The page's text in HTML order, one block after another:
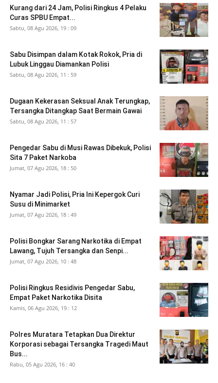
Kurang dari 24 Jam, Polisi Ringkus 4 Pelaku
Curas SPBU Empat...
Sabtu, 08 Agu 2026, 19 : 09
Sabu Disimpan dalam Kotak Rokok, Pria di
Lubuk Linggau Diamankan Polisi
Sabtu, 08 Agu 2026, 11 : 59
Dugaan Kekerasan Seksual Anak Terungkap,
Tersangka Ditangkap Saat Bermain Gawai
Sabtu, 08 Agu 2026, 11 : 57
Pengedar Sabu di Musi Rawas Dibekuk, Polisi
Sita 7 Paket Narkoba
Jumat, 07 Agu 2026, 18 : 50
Nyamar Jadi Polisi, Pria Ini Kepergok Curi
Susu di Minimarket
Jumat, 07 Agu 2026, 18 : 49
Polisi Bongkar Sarang Narkotika di Empat
Lawang, Tujuh Tersangka dan Senpi...
Jumat, 07 Agu 2026, 10 : 48
Polisi Ringkus Residivis Pengedar Sabu,
Empat Paket Narkotika Disita
Kamis, 06 Agu 2026, 19 : 12
Polres Muratara Tetapkan Dua Direktur
Korporasi sebagai Tersangka Tragedi Maut
Bus...
Rabu, 05 Agu 2026, 16 : 40